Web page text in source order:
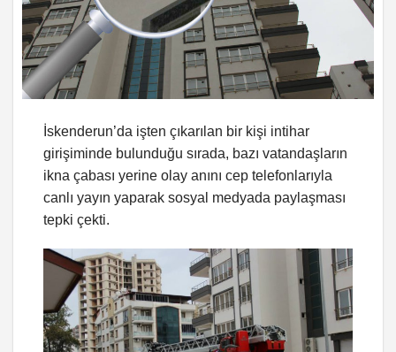
İskenderun’da işten çıkarılan bir kişi intihar
girişiminde bulunduğu sırada, bazı vatandaşların
ikna çabası yerine olay anını cep telefonlarıyla
canlı yayın yaparak sosyal medyada paylaşması
tepki çekti.